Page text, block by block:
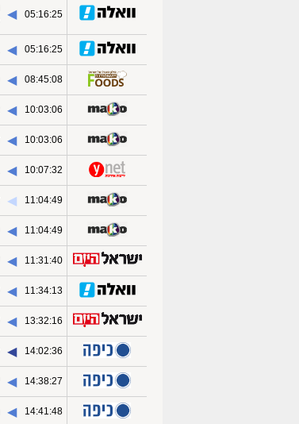
05:16:25
◀︎
05:16:25
◀︎
08:45:08
◀︎
10:03:06
◀︎
10:03:06
◀︎
10:07:32
◀︎
11:04:49
◀︎
11:04:49
◀︎
11:31:40
◀︎
11:34:13
◀︎
13:32:16
◀︎
14:02:36
◀︎
14:38:27
◀︎
14:41:48
◀︎